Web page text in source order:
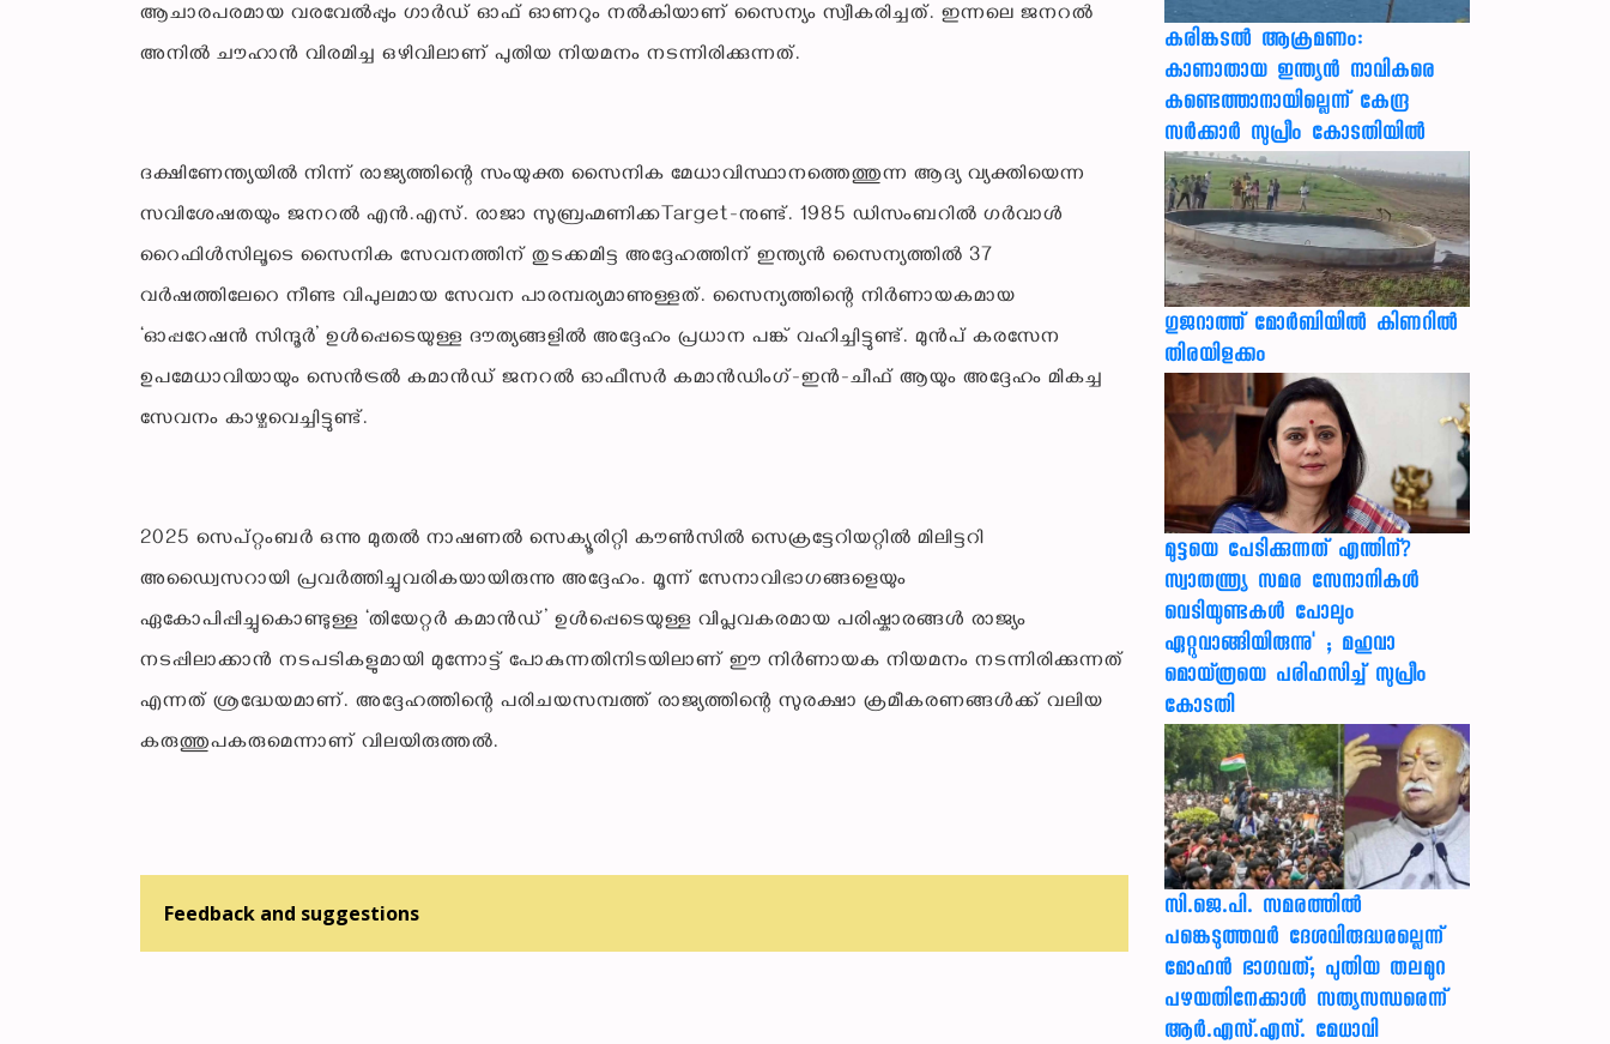
ആചാരപരമായ വരവേൽപ്പും ഗാർഡ് ഓഫ് ഓണറും നൽകിയാണ് സൈന്യം സ്വീകരിച്ചത്. ഇന്നലെ ജനറൽ
അനിൽ ചൗഹാൻ വിരമിച്ച ഒഴിവിലാണ് പുതിയ നിയമനം നടന്നിരിക്കുന്നത്.
ദക്ഷിണേന്ത്യയിൽ നിന്ന് രാജ്യത്തിന്റെ സംയുക്ത സൈനിക മേധാവിസ്ഥാനത്തെത്തുന്ന ആദ്യ വ്യക്തിയെന്ന
സവിശേഷതയും ജനറൽ എൻ.എസ്. രാജാ സുബ്രഹ്മണിക്കTarget-നുണ്ട്. 1985 ഡിസംബറിൽ ഗർവാൾ
റൈഫിൾസിലൂടെ സൈനിക സേവനത്തിന് തുടക്കമിട്ട അദ്ദേഹത്തിന് ഇന്ത്യൻ സൈന്യത്തിൽ 37
വർഷത്തിലേറെ നീണ്ട വിപുലമായ സേവന പാരമ്പര്യമാണുള്ളത്. സൈന്യത്തിന്റെ നിർണായകമായ
‘ഓപ്പറേഷൻ സിന്ദൂർ’ ഉൾപ്പെടെയുള്ള ദൗത്യങ്ങളിൽ അദ്ദേഹം പ്രധാന പങ്ക് വഹിച്ചിട്ടുണ്ട്. മുൻപ് കരസേന
ഉപമേധാവിയായും സെൻട്രൽ കമാൻഡ് ജനറൽ ഓഫീസർ കമാൻഡിംഗ്-ഇൻ-ചീഫ് ആയും അദ്ദേഹം മികച്ച
സേവനം കാഴ്ചവെച്ചിട്ടുണ്ട്.
2025 സെപ്റ്റംബർ ഒന്നു മുതൽ നാഷണൽ സെക്യൂരിറ്റി കൗൺസിൽ സെക്രട്ടേറിയറ്റിൽ മിലിട്ടറി
അഡ്വൈസറായി പ്രവർത്തിച്ചുവരികയായിരുന്നു അദ്ദേഹം. മൂന്ന് സേനാവിഭാഗങ്ങളെയും
ഏകോപിപ്പിച്ചുകൊണ്ടുള്ള ‘തിയേറ്റർ കമാൻഡ്’ ഉൾപ്പെടെയുള്ള വിപ്ലവകരമായ പരിഷ്കാരങ്ങൾ രാജ്യം
നടപ്പിലാക്കാൻ നടപടികളുമായി മുന്നോട്ട് പോകുന്നതിനിടയിലാണ് ഈ നിർണായക നിയമനം നടന്നിരിക്കുന്നത്
എന്നത് ശ്രദ്ധേയമാണ്. അദ്ദേഹത്തിന്റെ പരിചയസമ്പത്ത് രാജ്യത്തിന്റെ സുരക്ഷാ ക്രമീകരണങ്ങൾക്ക് വലിയ
കരുത്തുപകരുമെന്നാണ് വിലയിരുത്തൽ.
Feedback and suggestions
കരിങ്കടൽ ആക്രമണം:
കാണാതായ ഇന്ത്യൻ നാവികരെ
കണ്ടെത്താനായില്ലെന്ന് കേന്ദ്ര
സർക്കാർ സുപ്രീം കോടതിയിൽ
ഗുജറാത്ത് മോർബിയിൽ കിണറിൽ
തിരയിളക്കം
മുട്ടയെ പേടിക്കുന്നത് എന്തിന്?
സ്വാതന്ത്ര്യ സമര സേനാനികൾ
വെടിയുണ്ടകൾ പോലും
ഏറ്റുവാങ്ങിയിരുന്നു' ; മഹുവാ
മൊയ്ത്രയെ പരിഹസിച്ച് സുപ്രീം
കോടതി
സി.ജെ.പി. സമരത്തിൽ
പങ്കെടുത്തവർ ദേശവിരുദ്ധരല്ലെന്ന്
മോഹൻ ഭാഗവത്; പുതിയ തലമുറ
പഴയതിനേക്കാൾ സത്യസന്ധരെന്ന്
ആർ.എസ്.എസ്. മേധാവി